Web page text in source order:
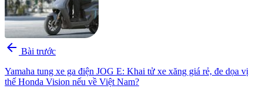
arrow_back Bài trước
Yamaha tung xe ga điện JOG E: Khai tử xe xăng giá rẻ, đe dọa vị
thế Honda Vision nếu về Việt Nam?